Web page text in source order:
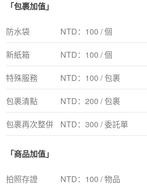
「包裹加值」
防水袋 NTD：100 / 個
若您的商品不怕擠壓，如衣
建議您使用防水袋，來節省
※若您的商品體積超過防水
35.56cm)，重量超過2.27
袋。
新紙箱 NTD：100 / 個
※本費用將由韓國代收整併
特殊服務 NTD：100 / 包裹
提供移除包裏內多餘的文件
優惠券、購買明細等。
包裹清點 NTD：200 / 包裹
提供清點包裹中的商品數量。
※本服務無提供核對商品細
包裹再次整併 NTD：300 / 委託單
※如有選擇包裹再次整併服
1-2個工作天。
「商品加值」
拍照存證 NTD：100 / 物品